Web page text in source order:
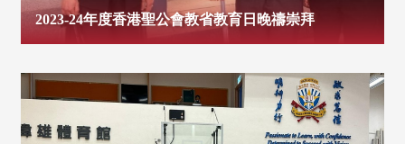
2023-24年度香港聖公會教省教育日晚禱崇拜